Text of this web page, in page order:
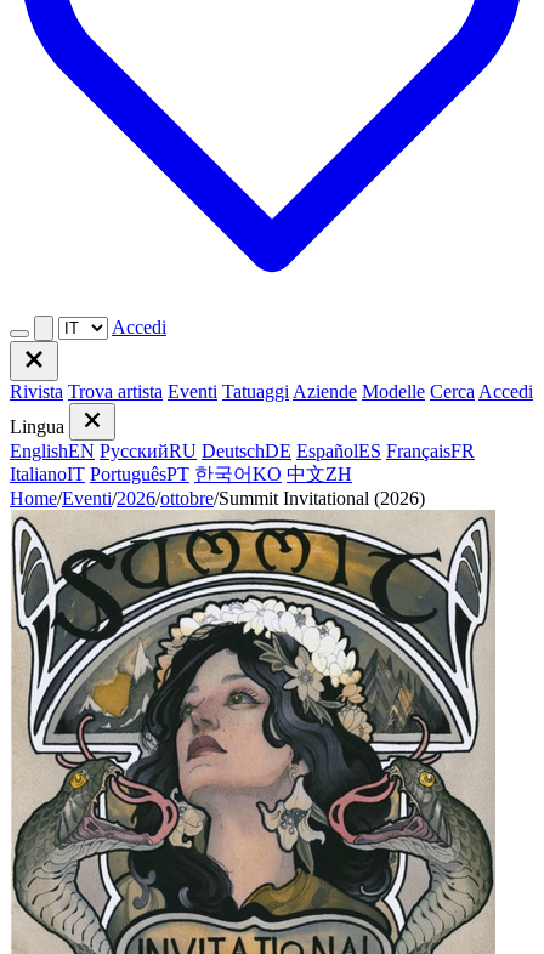
Accedi
Rivista Trova artista Eventi Tatuaggi Aziende Modelle Cerca Accedi
Lingua
EnglishEN РусскийRU DeutschDE EspañolES FrançaisFR
ItalianoIT PortuguêsPT 한국어KO 中文ZH
Home/Eventi/2026/ottobre/Summit Invitational (2026)